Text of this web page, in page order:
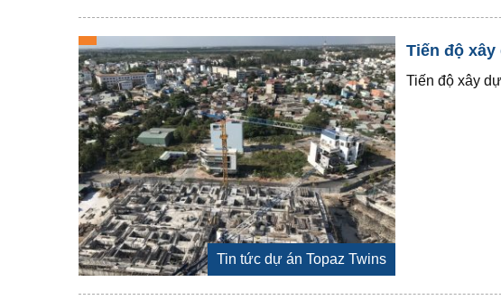
Tin tức dự án Topaz Twins
Tiến độ xây
Tiến độ xây